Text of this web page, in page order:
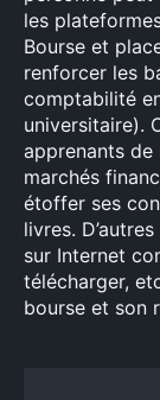
les
Bourse et
renforcer les
comptabilité
universitaire).
apprenants
marchés
étoffer ses
livres.
sur Internet
télécharger,
bourse et son
Rechercher
: